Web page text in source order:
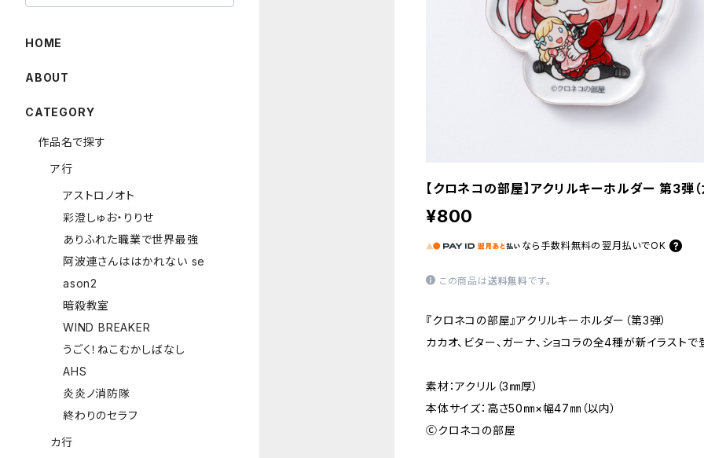
【クロネコの部屋】アクリルキーホルダー 第3弾（
¥800
なら 手数料無料の 翌月払いでOK
この商品は送料無料です。
『クロネコの部屋』アクリルキーホルダー（第3弾）
カカオ、ビター、ガーナ、ショコラの全4種が新イラストで
素材：アクリル（3㎜厚）
本体サイズ：高さ50㎜×幅47㎜（以内）
Ⓒクロネコの部屋
HOME
ABOUT
CATEGORY
作品名で探す
ア行
アストロノオト
彩澄しゅお・りりせ
ありふれた職業で世界最強
阿波連さんははかれない se
ason2
暗殺教室
WIND BREAKER
うごく！ねこむかしばなし
AHS
炎炎ノ消防隊
終わりのセラフ
カ行